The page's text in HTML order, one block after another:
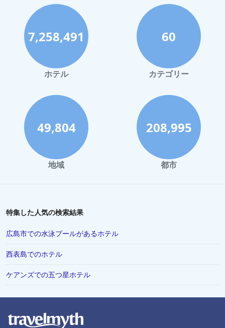
Friuli Venezia Giuliaでの古城ホテル | リグーリア州
での古城ホテル
ヴェネト州での古城ホテル
アブルッツォ州
での古城ホテル
カンパニア州での古城ホテル
ラツィオ州で
の古城ホテル
7,258,491
ホテル
60
カテゴリー
49,804
地域
208,995
都市
特集した人気の検索結果
広島市での水泳プールがあるホテル
西表島でのホテル
ケアンズでの五つ星ホテル